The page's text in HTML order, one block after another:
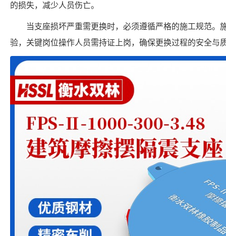
的损失，减少人员伤亡。
当支座损坏严重需更换时，必须遵循严格的施工规范。
验，关键岗位操作人员需持证上岗，确保更换过程的安全与